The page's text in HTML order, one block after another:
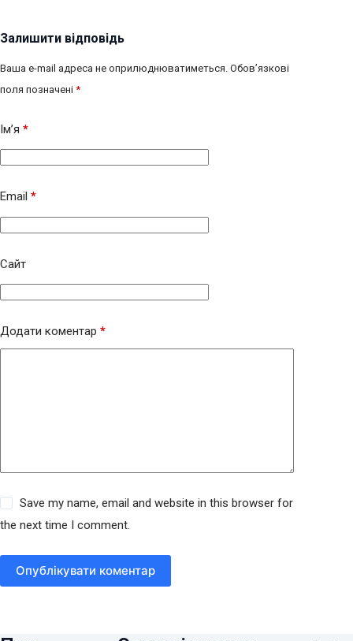
Залишити відповідь
Ваша e-mail адреса не оприлюднюватиметься. Обов’язкові
поля позначені *
Ім’я *
Email *
Сайт
Додати коментар *
Save my name, email and website in this browser for
the next time I comment.
Опублікувати коментар